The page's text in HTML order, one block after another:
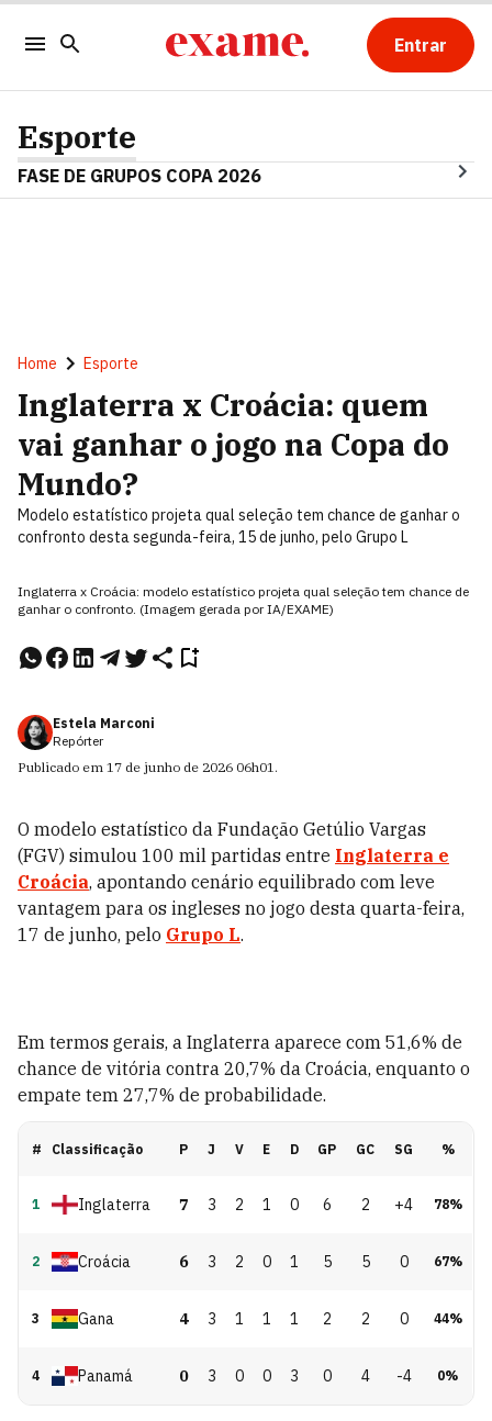
Entrar
Esporte
FASE DE GRUPOS COPA 2026
Home Esporte
Inglaterra x Croácia: quem
vai ganhar o jogo na Copa do
Mundo?
Modelo estatístico projeta qual seleção tem chance de ganhar o
confronto desta segunda-feira, 15 de junho, pelo Grupo L
Inglaterra x Croácia: modelo estatístico projeta qual seleção tem chance de
ganhar o confronto. (Imagem gerada por IA/EXAME)
Estela Marconi
Repórter
Publicado em 17 de junho de 2026 06h01.
O modelo estatístico da Fundação Getúlio Vargas
(FGV) simulou 100 mil partidas entre Inglaterra e
Croácia, apontando cenário equilibrado com leve
vantagem para os ingleses no jogo desta quarta-feira,
17 de junho, pelo Grupo L.
Em termos gerais, a Inglaterra aparece com 51,6% de
chance de vitória contra 20,7% da Croácia, enquanto o
empate tem 27,7% de probabilidade.
# Classificação P J V E D GP GC SG %
1 Inglaterra 7 3 2 1 0 6 2 +4 78%
2 Croácia 6 3 2 0 1 5 5 0 67%
3 Gana 4 3 1 1 1 2 2 0 44%
4 Panamá 0 3 0 0 3 0 4 -4 0%